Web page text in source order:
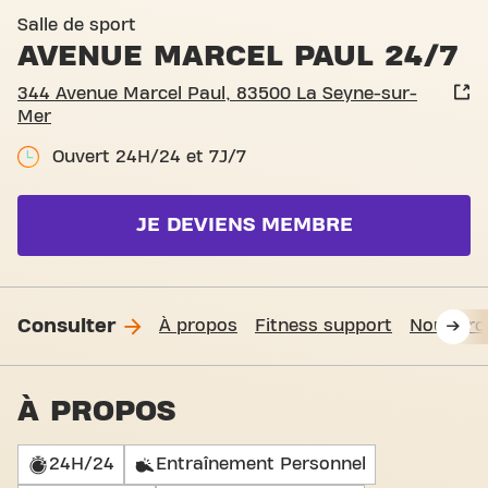
Salle de sport
AVENUE MARCEL PAUL 24/7
344 Avenue Marcel Paul, 83500 La Seyne-sur-
Mer
Ouvert 24H/24 et 7J/7
JE DEVIENS MEMBRE
Consulter À propos Fitness support Nous
À PROPOS
24H/24 Entraînement Personnel